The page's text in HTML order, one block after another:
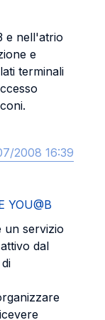
e nell'atrio
e
terminali
2008 16:39
YOU@B
un servizio
dal